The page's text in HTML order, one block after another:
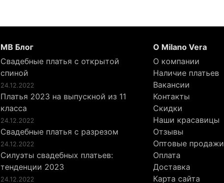
МВ Блог
Свадебные платья с открытой
спиной
24.12.2022
Платья 2023 на выпускной из 11
класса
24.12.2022
Свадебные платья с разрезом
24.12.2022
Силуэты свадебных платьев:
тенденции 2023
24.12.2022
О Milano Vera
О компании
Наличие платьев
Вакансии
Контакты
Скидки
Наши красавицы
Отзывы
Оптовые продажи
Оплата
Доставка
Карта сайта